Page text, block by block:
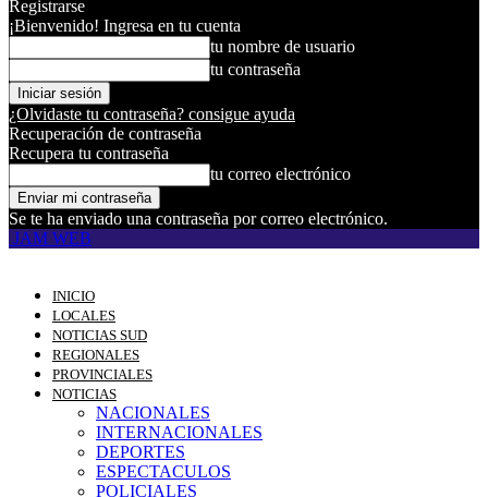
Registrarse
¡Bienvenido! Ingresa en tu cuenta
tu nombre de usuario
tu contraseña
¿Olvidaste tu contraseña? consigue ayuda
Recuperación de contraseña
Recupera tu contraseña
tu correo electrónico
Se te ha enviado una contraseña por correo electrónico.
JAM WEB
INICIO
LOCALES
NOTICIAS SUD
REGIONALES
PROVINCIALES
NOTICIAS
NACIONALES
INTERNACIONALES
DEPORTES
ESPECTACULOS
POLICIALES